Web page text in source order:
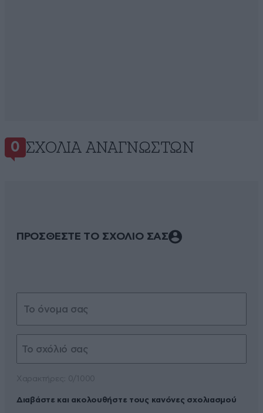
0 ΣΧΌΛΙΑ ΑΝΑΓΝΩΣΤΏΝ
ΠΡΟΣΘΕΣΤΕ ΤΟ ΣΧΟΛΙΟ ΣΑΣ
Διαβάστε και ακολουθήστε τους κανόνες σχολιασμού